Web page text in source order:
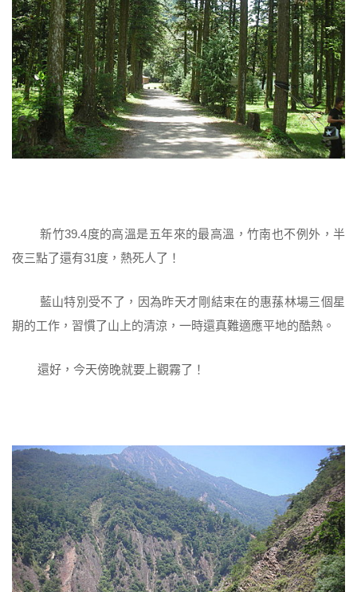
新竹39.4度的高溫是五年來的最高溫，竹南也不例外，半
夜三點了還有31度，熱死人了！
藍山特別受不了，因為昨天才剛結束在的惠蓀林場三個星
期的工作，習慣了山上的清涼，一時還真難適應平地的酷熱。
還好，今天傍晚就要上觀霧了！